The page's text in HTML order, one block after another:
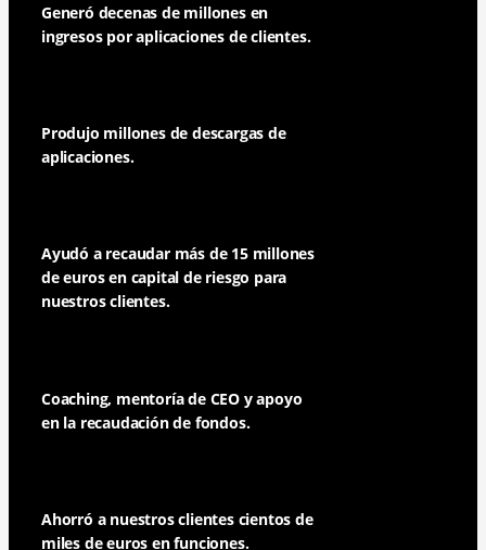
Generó decenas de millones en
ingresos por aplicaciones de clientes.
Produjo millones de descargas de
aplicaciones.
Ayudó a recaudar más de 15 millones
de euros en capital de riesgo para
nuestros clientes.
Coaching, mentoría de CEO y apoyo
en la recaudación de fondos.
Ahorró a nuestros clientes cientos de
miles de euros en funciones.